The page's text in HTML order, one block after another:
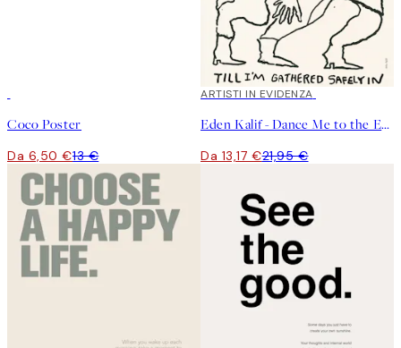
Coco Poster
Da 6,50 €13 €
40%*
ARTISTI IN EVIDENZA
Eden Kalif - Dance Me to the End of Love Poster
Da 13,17 €21,95 €